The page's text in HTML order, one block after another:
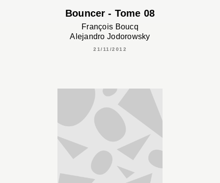
Bouncer - Tome 08
François Boucq
Alejandro Jodorowsky
21/11/2012